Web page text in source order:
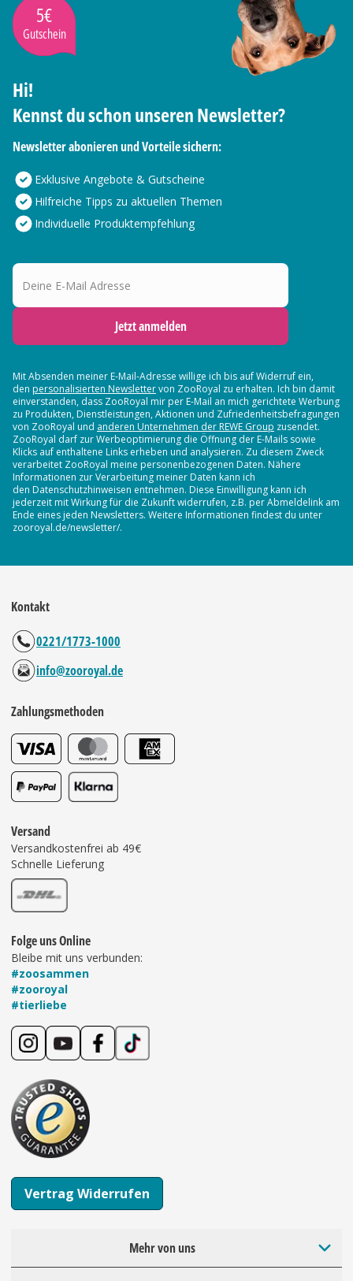
5€
Gutschein
Hi!
Kennst du schon unseren Newsletter?
Newsletter abonieren und Vorteile sichern:
Exklusive Angebote & Gutscheine
Hilfreiche Tipps zu aktuellen Themen
Individuelle Produktempfehlung
Deine E-Mail Adresse
Jetzt anmelden
Mit Absenden meiner E-Mail-Adresse willige ich bis auf Widerruf ein,
den personalisierten Newslettervon ZooRoyal zu erhalten. Ich bin damit
einverstanden, dass ZooRoyal mir per E-Mail an mich gerichtete Werbung
zu Produkten, Dienstleistungen, Aktionen und Zufriedenheitsbefragungen
von ZooRoyal und anderen Unternehmen der REWE Group zusendet.
ZooRoyal darf zur Werbeoptimierung die Öffnung der E-Mails sowie
Klicks auf enthaltene Links erheben und analysieren. Zu diesem Zweck
verarbeitet ZooRoyal meine personenbezogenen Daten. Nähere
Informationen zur Verarbeitung meiner Daten kann ich
den Datenschutzhinweisen entnehmen. Diese Einwilligung kann ich
jederzeit mit Wirkung für die Zukunft widerrufen, z.B. per Abmeldelink am
Ende eines jeden Newsletters. Weitere Informationen findest du unter
zooroyal.de/newsletter/.
Kontakt
0221/1773-1000
info@zooroyal.de
Zahlungsmethoden
Versand
Versandkostenfrei ab 49€
Schnelle Lieferung
Folge uns Online
Bleibe mit uns verbunden:
#zoosammen
#zooroyal
#tierliebe
Vertrag Widerrufen
Mehr von uns